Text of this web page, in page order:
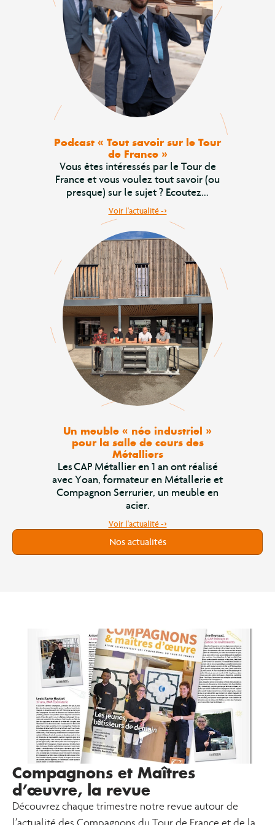
Podcast « Tout savoir sur le Tour
de France »
Vous êtes intéressés par le Tour de
France et vous voulez tout savoir (ou
presque) sur le sujet ? Ecoutez...
Voir l'actualité ->
Un meuble « néo industriel »
pour la salle de cours des
Métalliers
Les CAP Métallier en 1 an ont réalisé
avec Yoan, formateur en Métallerie et
Compagnon Serrurier, un meuble en
acier.
Voir l'actualité ->
Nos actualités
Compagnons et Maîtres
d’œuvre, la revue
Découvrez chaque trimestre notre revue autour de